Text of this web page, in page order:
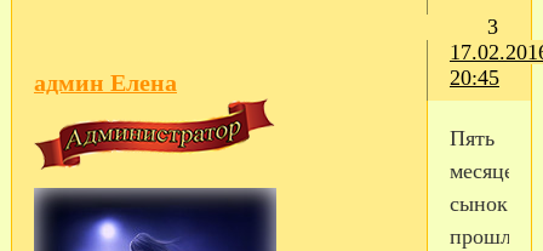
3
20:45
админ Елена
Пять
месяцев
сынок
прошло